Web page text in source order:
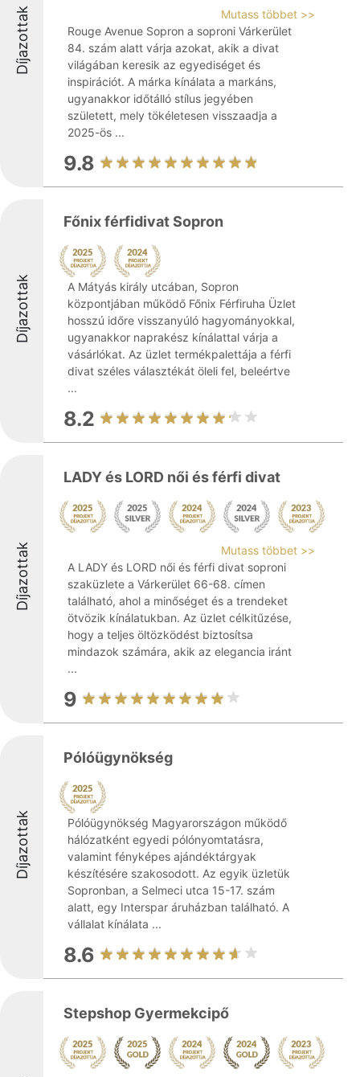
Díjazottak
Mutass többet >>
Rouge Avenue Sopron a soproni Várkerület
84. szám alatt várja azokat, akik a divat
világában keresik az egyediséget és
inspirációt. A márka kínálata a markáns,
ugyanakkor időtálló stílus jegyében
született, mely tökéletesen visszaadja a
2025-ös ...
9.8
Díjazottak
Főnix férfidivat Sopron
A Mátyás király utcában, Sopron
központjában működő Főnix Férfiruha Üzlet
hosszú időre visszanyúló hagyományokkal,
ugyanakkor naprakész kínálattal várja a
vásárlókat. Az üzlet termékpalettája a férfi
divat széles választékát öleli fel, beleértve
...
8.2
Díjazottak
LADY és LORD női és férfi divat
Mutass többet >>
A LADY és LORD női és férfi divat soproni
szaküzlete a Várkerület 66-68. címen
található, ahol a minőséget és a trendeket
ötvözik kínálatukban. Az üzlet célkitűzése,
hogy a teljes öltözködést biztosítsa
mindazok számára, akik az elegancia iránt
...
9
Díjazottak
Pólóügynökség
Pólóügynökség Magyarországon működő
hálózatként egyedi pólónyomtatásra,
valamint fényképes ajándéktárgyak
készítésére szakosodott. Az egyik üzletük
Sopronban, a Selmeci utca 15-17. szám
alatt, egy Interspar áruházban található. A
vállalat kínálata ...
8.6
Stepshop Gyermekcipő